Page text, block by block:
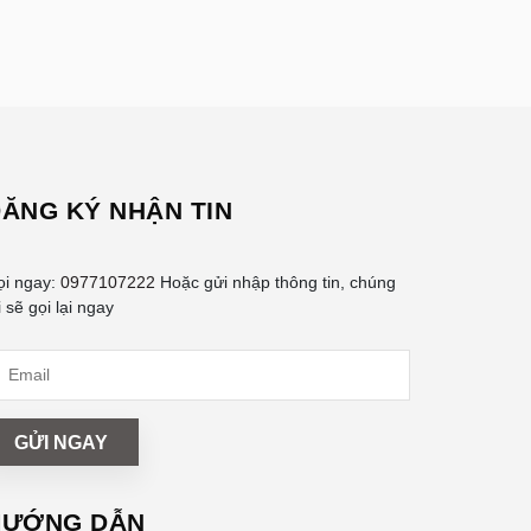
KÝ NHẬN TIN
ngay: 0977107222 Hoặc gửi nhập thông tin, chúng
sẽ gọi lại ngay
GỬI NGAY
DẪN